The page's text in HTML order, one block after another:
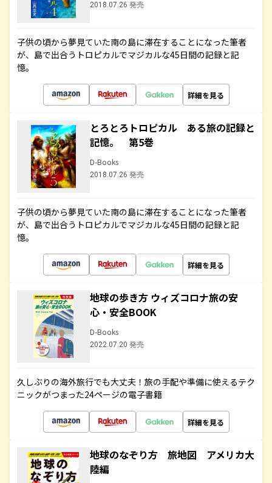
2018.07.26 発売
子供の頃から夢見ていた南の島に滞在することになった筆者
が、島で出合うトロピカルでマジカルな45日間の記録と記
憶。
詳細を見る
とろとろトロピカル ある旅の記録と
記憶。 第5巻
D-Books
2018.07.26 発売
子供の頃から夢見ていた南の島に滞在することになった筆者
が、島で出合うトロピカルでマジカルな45日間の記録と記
憶。
詳細を見る
地球の歩き方 ウィズコロナ旅の安
心・安全BOOK
D-Books
2022.07.20 発売
久しぶりの海外旅行でも大丈夫！旅の手配や準備に使えるテク
ニックがつまった24ページの電子書籍
詳細を見る
地球のなぞり方 旅地図 アメリカ大
陸編